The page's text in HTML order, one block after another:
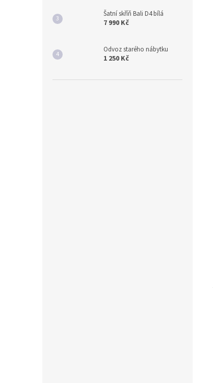
Šatní skříň Bali D4 bílá
7 990 Kč
Odvoz starého nábytku
1 250 Kč